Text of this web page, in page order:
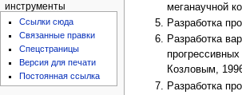
инструменты
Ссылки сюда
Связанные правки
Спецстраницы
Версия для печати
Постоянная ссылка
меганаучной
Разработка
Разработка
Козловым,
Разработка